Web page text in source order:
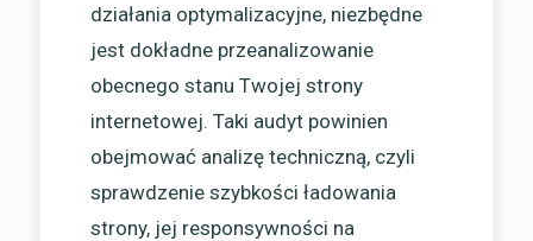
działania optymalizacyjne, niezbędne
jest dokładne przeanalizowanie
obecnego stanu Twojej strony
internetowej. Taki audyt powinien
obejmować analizę techniczną, czyli
sprawdzenie szybkości ładowania
strony, jej responsywności na